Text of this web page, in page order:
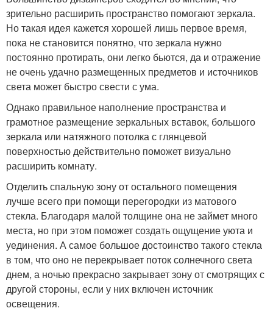
зрительно расширить пространство помогают зеркала.
Но такая идея кажется хорошей лишь первое время,
пока не становится понятно, что зеркала нужно
постоянно протирать, они легко бьются, да и отражение
не очень удачно размещенных предметов и источников
света может быстро свести с ума.
Однако правильное наполнение пространства и
грамотное размещение зеркальных вставок, большого
зеркала или натяжного потолка с глянцевой
поверхностью действительно поможет визуально
расширить комнату.
Отделить спальную зону от остального помещения
лучше всего при помощи перегородки из матового
стекла. Благодаря малой толщине она не займет много
места, но при этом поможет создать ощущение уюта и
уединения. А самое большое достоинство такого стекла
в том, что оно не перекрывает поток солнечного света
днем, а ночью прекрасно закрывает зону от смотрящих с
другой стороны, если у них включен источник
освещения.